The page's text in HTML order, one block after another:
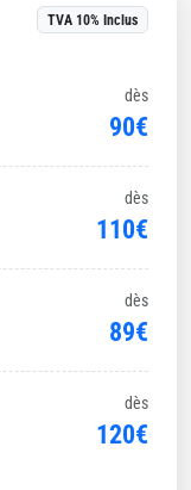
TVA 10% Inclus
dès
90€
dès
110€
dès
89€
dès
120€